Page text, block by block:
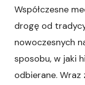
Współczesne
drogę od
nowoczesnych
sposobu, w jaki
odbierane.